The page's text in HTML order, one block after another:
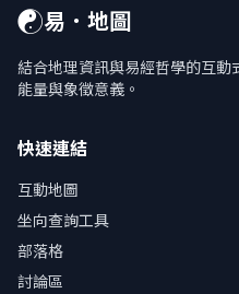
☯易．地圖
結合地理資訊與易經哲學的互
能量與象徵意義。
快速連結
互動地圖
坐向查詢工具
部落格
討論區